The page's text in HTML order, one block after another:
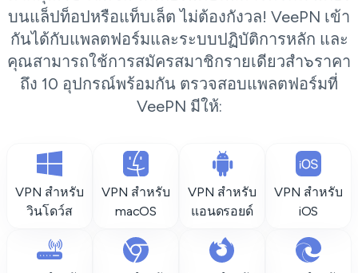
บนแล็ปท็อปหรือแท็บเล็ต ไม่ต้องกังวล! VeePN เข้า
กันได้กับแพลตฟอร์มและระบบปฏิบัติการหลัก และ
คุณสามารถใช้การสมัครสมาชิกรายเดียวสำ๖ราคา
ถึง 10 อุปกรณ์พร้อมกัน ตรวจสอบแพลตฟอร์มที่
VeePN มีให้:
VPN สำหรับ
วินโดว์ส
VPN สำหรับ
macOS
VPN สำหรับ
แอนดรอยด์
VPN สำหรับ
iOS